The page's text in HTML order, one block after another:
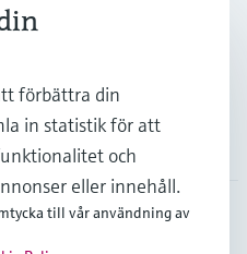
förbättra din
in statistik för att
och
eller innehåll.
till vår användning av